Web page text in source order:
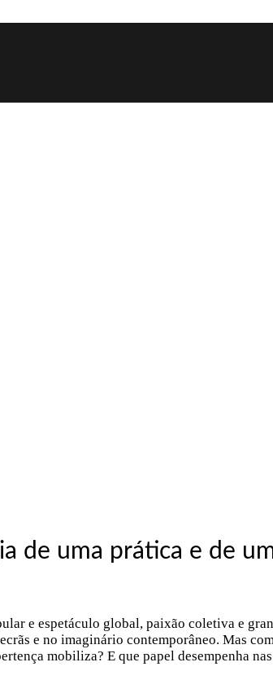
de uma prática e de
e espetáculo global, paixão coletiva e
e no imaginário contemporâneo. Mas
mobiliza? E que papel desempenha